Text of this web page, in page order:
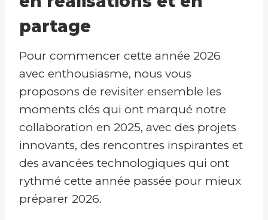
partage
Pour commencer cette année 2026
avec enthousiasme, nous vous
proposons de revisiter ensemble les
moments clés qui ont marqué notre
collaboration en 2025, avec des projets
innovants, des rencontres inspirantes et
des avancées technologiques qui ont
rythmé cette année passée pour mieux
préparer 2026.